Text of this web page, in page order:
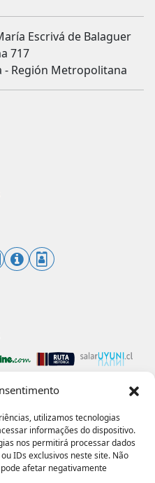
utilizamos tecnologias
informações do dispositivo.
nos permitirá processar dados
IDs exclusivos neste site. Não
afetar negativamente
Escrivá de Balaguer
717
- Región Metropolitana